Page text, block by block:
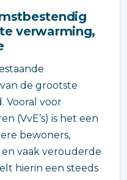
verwarming,
de grootste
Vooral voor
(VvE’s) is het een
bewoners,
vaak verouderde
hierin een steeds